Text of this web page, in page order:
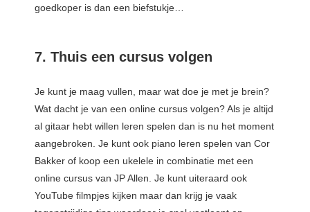
goedkoper is dan een biefstukje…
7. Thuis een cursus volgen
Je kunt je maag vullen, maar wat doe je met je brein?
Wat dacht je van een online cursus volgen? Als je altijd
al gitaar hebt willen leren spelen dan is nu het moment
aangebroken. Je kunt ook piano leren spelen van Cor
Bakker of koop een ukelele in combinatie met een
online cursus van JP Allen. Je kunt uiteraard ook
YouTube filmpjes kijken maar dan krijg je vaak